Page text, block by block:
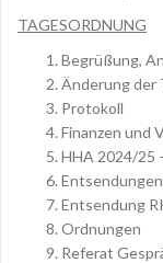
TAGESORDNUNG
Begrüßung,
Änderung der
Protokoll
Finanzen und
HHA 2024/25
Entsendung
Ordnungen
Referat